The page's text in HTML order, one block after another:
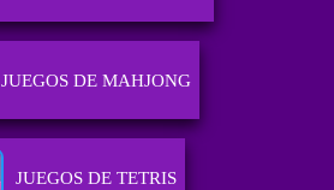
JUEGOS DE MAHJONG
JUEGOS DE TETRIS